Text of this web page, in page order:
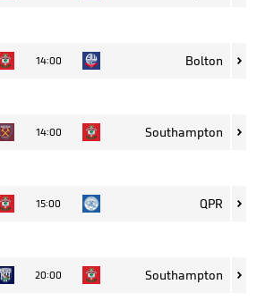
14:00 Bolton 
14:00 Southampton 
15:00 QPR 
20:00 Southampton 